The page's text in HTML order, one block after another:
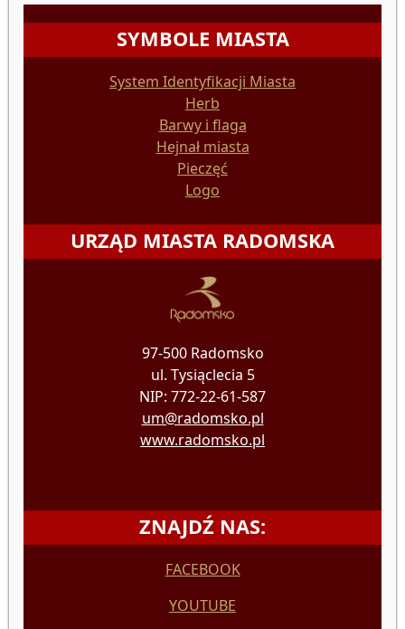
SYMBOLE MIASTA
System Identyfikacji Miasta
Herb
Barwy i flaga
Hejnał miasta
Pieczęć
Logo
URZĄD MIASTA RADOMSKA
97-500 Radomsko
ul. Tysiąclecia 5
NIP: 772-22-61-587
um@radomsko.pl
www.radomsko.pl
ZNAJDŹ NAS:
FACEBOOK
YOUTUBE